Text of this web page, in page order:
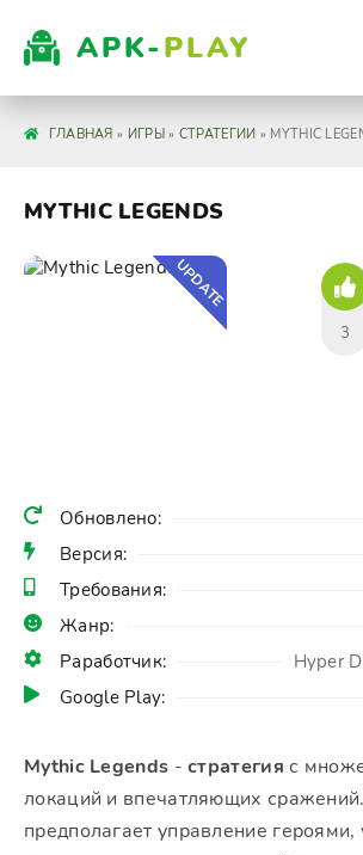
APK-PLAY
ГЛАВНАЯ » ИГРЫ» СТРАТЕГИИ » MYTHIC
MYTHIC LEGENDS
Обновлено:
Версия:
Требования:
Жанр:
Раработчик:
Hyper
Google Play:
UPDATE
3
Mythic Legends -стратегия с
локаций и впечатляющих
предполагает управление героями,